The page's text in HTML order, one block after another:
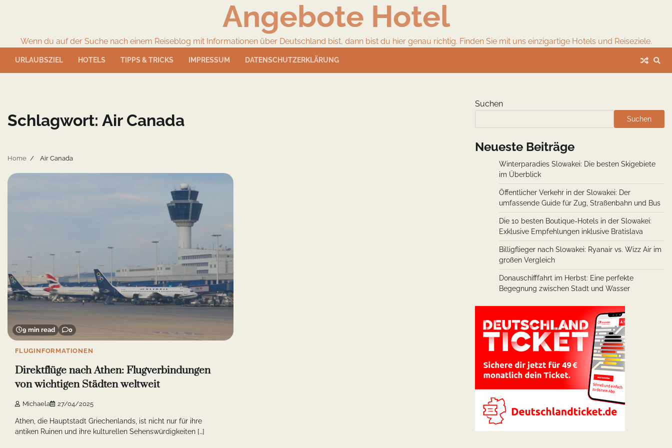
Angebote Hotel
Wenn du auf der Suche nach einem Reiseblog mit Informationen über Deutschland bist, dann bist du hier genau richtig. Finden Sie mit uns einzigartige Hotels und Reiseziele.
URLAUBSZIEL HOTELS TIPPS & TRICKS IMPRESSUM DATENSCHUTZERKLÄRUNG
Schlagwort: Air Canada
Home Air Canada
9 min read 0
FLUGINFORMATIONEN
Direktflüge nach Athen: Flugverbindungen
von wichtigen Städten weltweit
Michaela 27/04/2025
Athen, die Hauptstadt Griechenlands, ist nicht nur für ihre
antiken Ruinen und ihre kulturellen Sehenswürdigkeiten […]
Suchen
Suchen
Neueste Beiträge
Winterparadies Slowakei: Die besten Skigebiete
im Überblick
Öffentlicher Verkehr in der Slowakei: Der
umfassende Guide für Zug, Straßenbahn und Bus
Die 10 besten Boutique-Hotels in der Slowakei:
Exklusive Empfehlungen inklusive Bratislava
Billigflieger nach Slowakei: Ryanair vs. Wizz Air im
großen Vergleich
Donauschifffahrt im Herbst: Eine perfekte
Begegnung zwischen Stadt und Wasser